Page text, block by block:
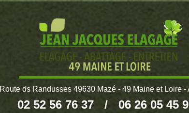
Route ds Randusses 49630 Mazé - 49 Maine et Loire -
02 52 56 76 37 / 06 26 05 45